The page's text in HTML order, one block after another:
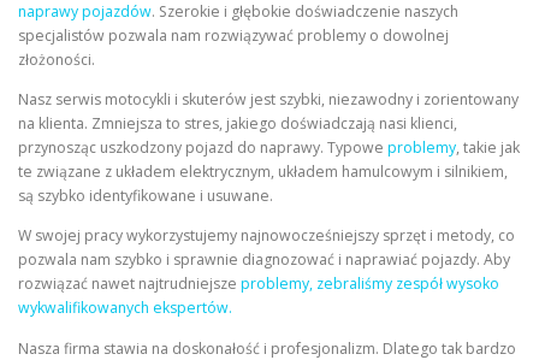
naprawy pojazdów. Szerokie i głębokie doświadczenie naszych
specjalistów pozwala nam rozwiązywać problemy o dowolnej
złożoności.
Nasz serwis motocykli i skuterów jest szybki, niezawodny i zorientowany
na klienta. Zmniejsza to stres, jakiego doświadczają nasi klienci,
przynosząc uszkodzony pojazd do naprawy. Typowe problemy, takie jak
te związane z układem elektrycznym, układem hamulcowym i silnikiem,
są szybko identyfikowane i usuwane.
W swojej pracy wykorzystujemy najnowocześniejszy sprzęt i metody, co
pozwala nam szybko i sprawnie diagnozować i naprawiać pojazdy. Aby
rozwiązać nawet najtrudniejsze problemy, zebraliśmy zespół wysoko
wykwalifikowanych ekspertów.
Nasza firma stawia na doskonałość i profesjonalizm. Dlatego tak bardzo